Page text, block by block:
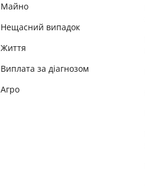
Майно
Нещасний випадок
Життя
Виплата за діагнозом
Агро